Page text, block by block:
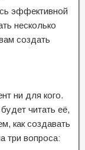
эффективной
несколько
создать
ни для кого.
читать её,
как создавать
три вопроса: